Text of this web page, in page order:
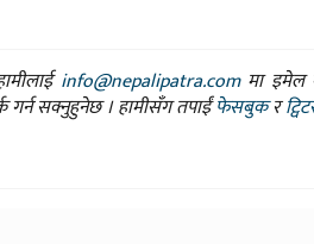
info@nepalipatra.comमा इमेल
गर्न सक्नुहुनेछ । हामीसँग तपाईंफेसबुकर